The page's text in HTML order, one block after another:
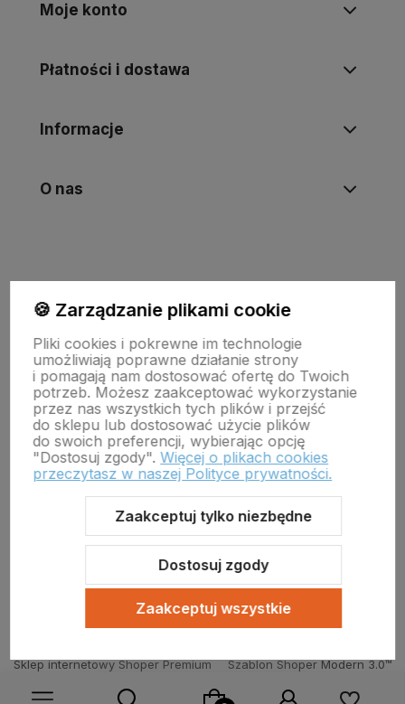
Moje konto
Płatności i dostawa
Informacje
O nas
Wojewódzki Inspektorat Weterynarii w Zielonej Górze
ul. Botaniczna 14 65-306 Zielona Góra
tel. 68 453 73 00 tel. 68 453 73 01
email:zielonagora.wiw@wet.zgora.pl
GŁÓWNY INSPEKTORAT WETERYNARII
Sklep internetowy Shoper Premium
Szablon Shoper Modern 3.0™
🍪 Zarządzanie plikami cookie
Pliki cookies i pokrewne im technologie
umożliwiają poprawne działanie strony
i pomagają nam dostosować ofertę do Twoich
potrzeb. Możesz zaakceptować wykorzystanie
przez nas wszystkich tych plików i przejść
do sklepu lub dostosować użycie plików
do swoich preferencji, wybierając opcję
"Dostosuj zgody". Więcej o plikach cookies
przeczytasz w naszej Polityce prywatności.
Zaakceptuj tylko niezbędne
Dostosuj zgody
Zaakceptuj wszystkie